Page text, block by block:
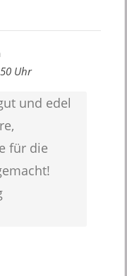
Uhr
und edel
für die